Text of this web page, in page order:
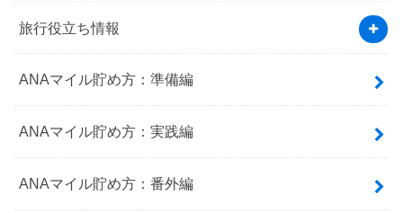
旅行役立ち情報
ANAマイル貯め方：準備編
ANAマイル貯め方：実践編
ANAマイル貯め方：番外編